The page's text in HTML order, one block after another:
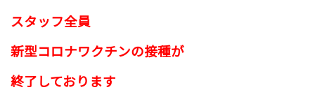
スタッフ全員
新型コロナワクチンの接種が
終了しております